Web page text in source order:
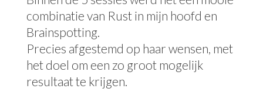
combinatie van Rust in mijn hoofd en
Brainspotting.
Precies afgestemd op haar wensen, met
het doel om een zo groot mogelijk
resultaat te krijgen.